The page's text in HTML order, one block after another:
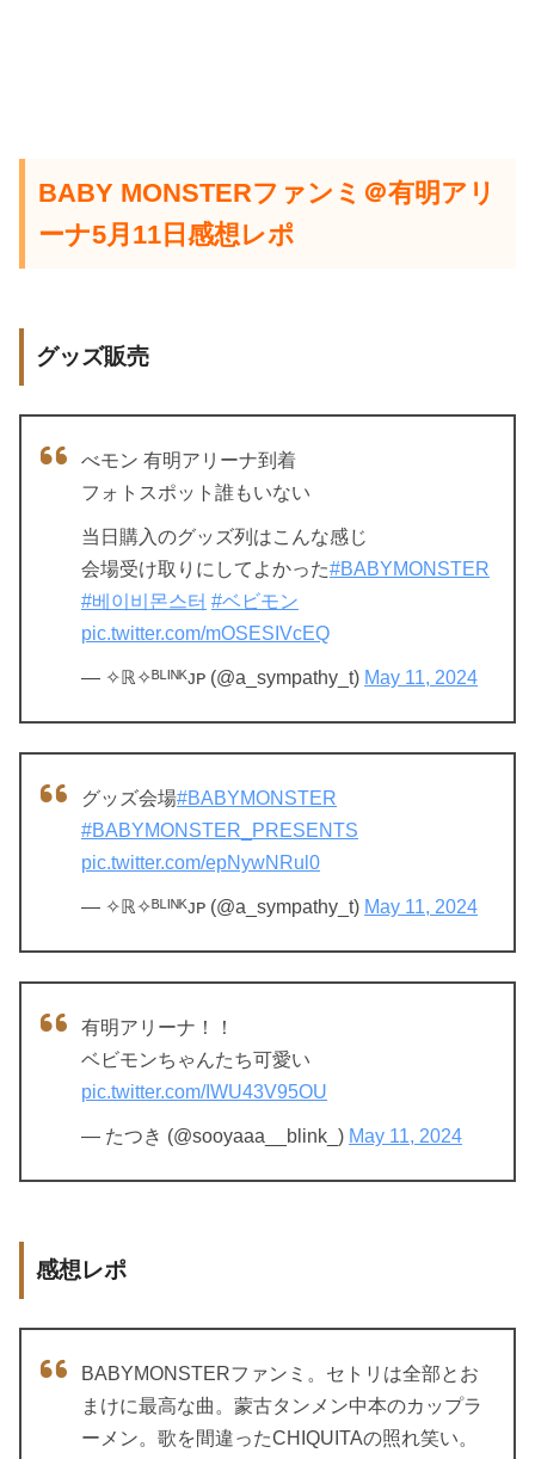
BABY MONSTERファンミ＠有明アリ
ーナ5月11日感想レポ
グッズ販売
べモン 有明アリーナ到着
フォトスポット誰もいない
当日購入のグッズ列はこんな感じ
会場受け取りにしてよかった#BABYMONSTER
#베이비몬스터 #ベビモン
pic.twitter.com/mOSESIVcEQ
— ✧ℝ✧ᴮᴸᴵᴺᴷᴊᴘ (@a_sympathy_t) May 11, 2024
グッズ会場#BABYMONSTER
#BABYMONSTER_PRESENTS
pic.twitter.com/epNywNRul0
— ✧ℝ✧ᴮᴸᴵᴺᴷᴊᴘ (@a_sympathy_t) May 11, 2024
有明アリーナ！！
ベビモンちゃんたち可愛い
pic.twitter.com/IWU43V95OU
— たつき (@sooyaaa__blink_) May 11, 2024
感想レポ
BABYMONSTERファンミ。セトリは全部とお
まけに最高な曲。蒙古タンメン中本のカップラ
ーメン。歌を間違ったCHIQUITAの照れ笑い。